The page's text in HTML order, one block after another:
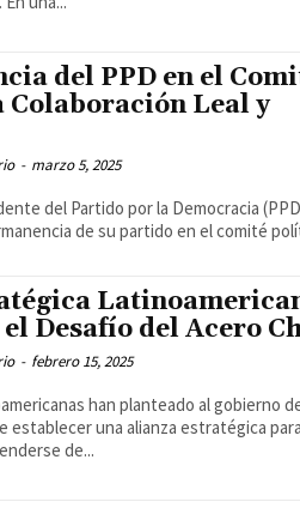
del PPD en el
Colaboración Leal y
- marzo 5, 2025
del Partido por la Democracia
de su partido en el comité
Desafío del Acero
- febrero 15, 2025
han planteado al gobierno
establecer una alianza estratégica
de...